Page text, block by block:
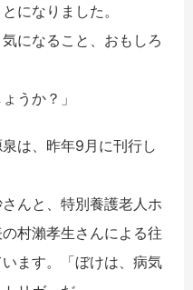
になりました。
になること、おもしろ
うか？」
は、昨年9月に刊行し
んと、特別養護老人ホ
村瀨孝生さんによる往
ます。「ぼけは、病気